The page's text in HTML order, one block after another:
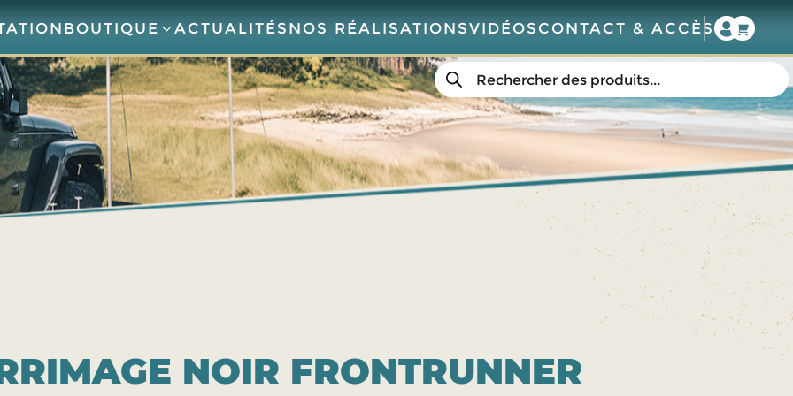
Recherche
de
produits
BOUTIQUE ACTUALITÉS NOS RÉALISATIONSVIDÉOS CONTACT & ACCÈS
NOIR FRONTRUNNER